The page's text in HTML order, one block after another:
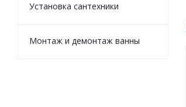
Установка сантехники
Монтаж и демонтаж ванны